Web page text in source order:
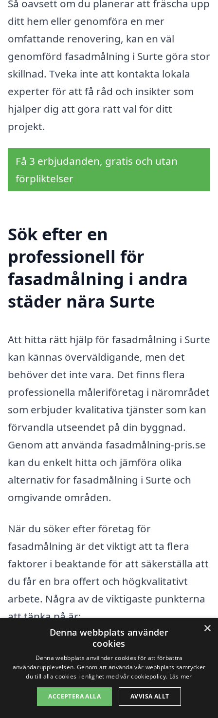
Så oavsett om du planerar att fräscha upp
ditt hem eller genomföra en mer
omfattande renovering, kan en väl
genomförd fasadmålning i Surte göra stor
skillnad. Tveka inte att kontakta lokala
experter för att få råd och insikter som
hjälper dig att göra rätt val för ditt
projekt.
Få 3 erbjudanden, gratis och utan
förpliktelser
Sök efter en
professionell för
fasadmålning i andra
städer nära Surte
Att hitta rätt hjälp för fasadmålning i Surte
kan kännas överväldigande, men det
behöver det inte vara. Det finns flera
professionella måleriföretag i närområdet
som erbjuder kvalitativa tjänster som kan
förvandla utseendet på din byggnad.
Genom att använda fasadmålning-pris.se
kan du enkelt hitta och jämföra olika
alternativ för fasadmålning i Surte och
omgivande områden.
När du söker efter företag för
fasadmålning är det viktigt att ta flera
faktorer i beaktande för att säkerställa att
du får en bra offert och högkvalitativt
arbete. Några av de viktigaste punkterna
att tänka på är:
Erfarenhet och referenser från
tidigare kunder
Typ av färg och material som används
×
Denna webbplats använder
cookies
Denna webbplats använder cookies för att förbättra
användarupplevelsen. Genom att använda vår webbplats samtycker
du till alla cookies i enlighet med vår cookiepolicy. Läs mer
ACCEPTERA ALLA AVVISA ALLT